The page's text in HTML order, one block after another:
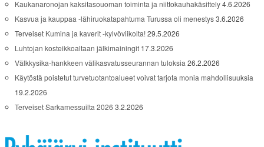
Kaukanaronojan kaksitasouoman toiminta ja niittokauhakäsittely4.6.2026
Kasvua ja kauppaa -lähiruokatapahtuma Turussa oli menestys3.6.2026
Terveiset Kumina ja kaverit -kylvöviikolta!29.5.2026
Luhtojan kosteikkoaltaan jälkimainingit 17.3.2026
Välkkysika-hankkeen välikasvatusseurannan tuloksia 26.2.2026
Käytöstä poistetut turvetuotantoalueet voivat tarjota monia mahdollisuuksia
19.2.2026
Terveiset Sarkamessuilta 2026 3.2.2026